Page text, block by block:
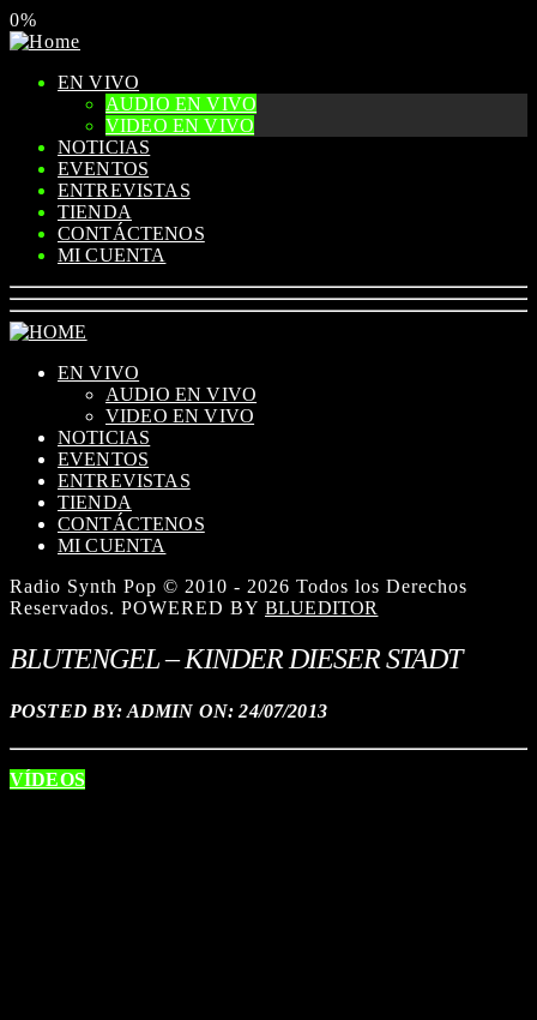
0%
EN VIVO
AUDIO EN VIVO
VIDEO EN VIVO
NOTICIAS
EVENTOS
ENTREVISTAS
TIENDA
CONTÁCTENOS
MI CUENTA
EN VIVO
AUDIO EN VIVO
VIDEO EN VIVO
NOTICIAS
EVENTOS
ENTREVISTAS
TIENDA
CONTÁCTENOS
MI CUENTA
Radio Synth Pop © 2010 - 2026 Todos los Derechos
Reservados. POWERED BY BLUEDITOR
BLUTENGEL – KINDER DIESER STADT
POSTED BY: ADMIN ON:24/07/2013
VÍDEOS